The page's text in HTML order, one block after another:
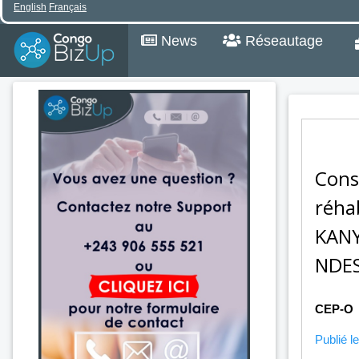
English Français
News Réseautage
CEP-O
Publié